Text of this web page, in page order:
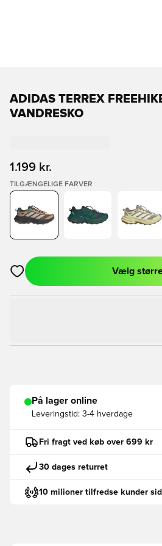
ADIDAS TERREX
VANDRESKO
1.199 kr.
TILGÆNGELIGE FARVER
Åbner en Modal til at logge ind
Vælg
På lager online
Leveringstid: 3-4 hverdage
Fri fragt ved køb over 699 kr
30 dages returret
10 milioner tilfredse kunder